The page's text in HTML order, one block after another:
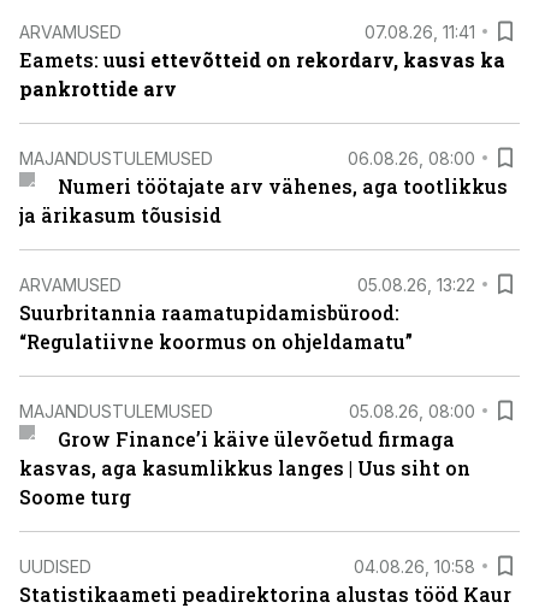
ARVAMUSED 07.08.26, 11:41
Eamets: uusi ettevõtteid on rekordarv, kasvas ka
pankrottide arv
MAJANDUSTULEMUSED 06.08.26, 08:00
Numeri töötajate arv vähenes, aga tootlikkus
ja ärikasum tõusisid
ARVAMUSED 05.08.26, 13:22
Suurbritannia raamatupidamisbürood:
“Regulatiivne koormus on ohjeldamatu”
MAJANDUSTULEMUSED 05.08.26, 08:00
Grow Finance’i käive ülevõetud firmaga
kasvas, aga kasumlikkus langes | Uus siht on
Soome turg
UUDISED 04.08.26, 10:58
Statistikaameti peadirektorina alustas tööd Kaur